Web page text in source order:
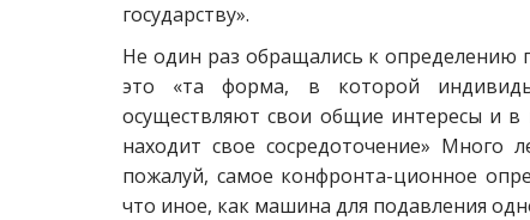
государству».
Не один раз обращались к определению
это «та форма, в которой
осуществляют свои общие интересы и в
находит свое сосредоточение» Много
пожалуй, самое конфронта-ционное
что иное, как машина для подавления